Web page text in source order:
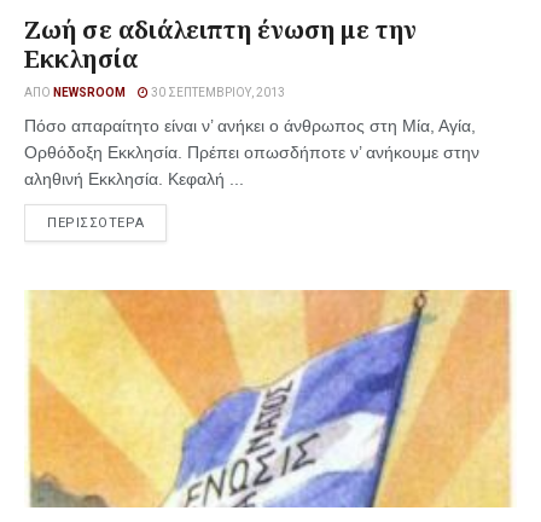
Ζωή σε αδιάλειπτη ένωση με την
Εκκλησία
ΑΠΌ NEWSROOM 30 ΣΕΠΤΕΜΒΡΊΟΥ, 2013
Πόσο απαραίτητο είναι ν’ ανήκει ο άνθρωπος στη Μία, Αγία,
Ορθόδοξη Εκκλησία. Πρέπει οπωσδήποτε ν’ ανήκουμε στην
αληθινή Εκκλησία. Κεφαλή ...
ΠΕΡΙΣΣΟΤΕΡΑ